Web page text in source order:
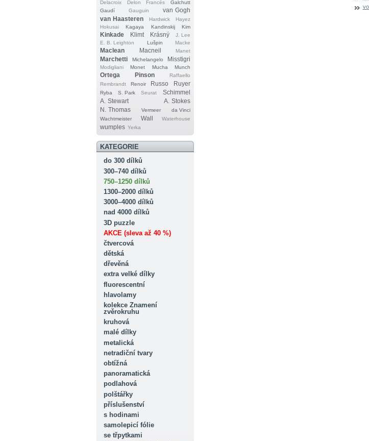
Delacroix
Delon Francés
Galchutt
Gaudí
Gauguin
van Gogh
van Haasteren
Hardwick
Hayez
Hokusai
Kagaya Kandinskij Kim
Kinkade Klimt Krásný
J. Lee
E. B. Leighton
Lušpin Macke
Maclean Macneil Manet
Marchetti Michelangelo Misstigri
Modigliani Monet Mucha Munch
Ortega Pinson
Raffaello
Rembrandt
Renoir Russo Ruyer
Ryba S. Park Seurat
Schimmel
A. Stewart
A. Stokes
N. Thomas
Vermeer
da Vinci
Wachtmeister
Wall Waterhouse
wumples Yerka
KATEGORIE
do 300 dílků
300–740 dílků
750–1250 dílků
1300–2000 dílků
3000–4000 dílků
nad 4000 dílků
3D puzzle
AKCE (sleva až 40 %)
čtvercová
dětská
dřevěná
extra velké dílky
fluorescentní
hlavolamy
kolekce Znamení
zvěrokruhu
kruhová
malé dílky
metalická
netradiční tvary
obtížná
panoramatická
podlahová
polštářky
příslušenství
s hodinami
samolepicí fólie
se třpytkami